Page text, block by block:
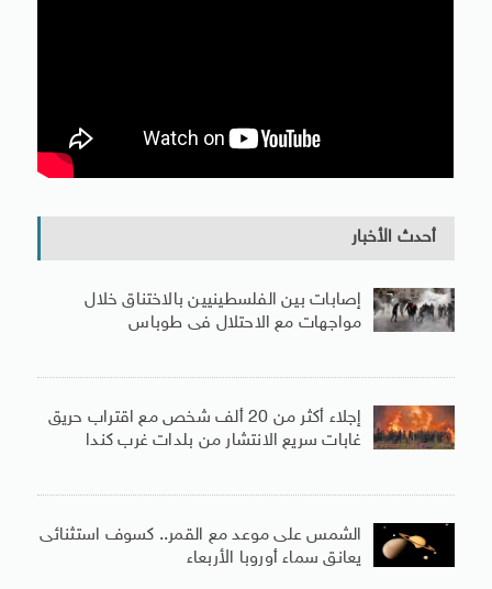
أحدث الأخبار
إصابات بين الفلسطينيين بالاختناق خلال
مواجهات مع الاحتلال فى طوباس
إجلاء أكثر من 20 ألف شخص مع اقتراب حريق
غابات سريع الانتشار من بلدات غرب كندا
الشمس على موعد مع القمر.. كسوف استثنائى
يعانق سماء أوروبا الأربعاء